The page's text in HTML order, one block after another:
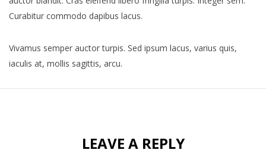
Curabitur commodo dapibus lacus.
Vivamus semper auctor turpis. Sed ipsum lacus, varius quis,
iaculis at, mollis sagittis, arcu.
LEAVE A REPLY